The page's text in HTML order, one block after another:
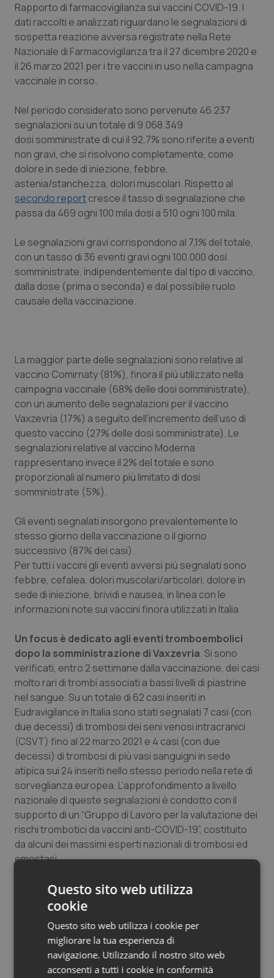
Lazio
Liguria
Lombardia
Marche
Molise
Piemonte
Provincia Autonoma di Bolzano
Provincia Autonoma di Trento
Puglia
Sardegna
Toscana
Umbria
Valle D’Aosta
Veneto
Diabete & glucometri
Disturbi dell’umore
Dolore
Donna & Salute
Epatiti
HIV
Infezioni & Febbre
Ipertensione & Scompenso
Malattie rare
Malattia di Crohn & Rettocolite Ulcerosa
Obesità
Oftalmologia
Oncodermatologia
Oncoematologia
Oncologia & Nutrizione
Psoriasi & pelle
Quotidiano Cardiologia
Quotidiano Chirurgia
Quotidiano Pediatria
Rene & patologie urogenitali
Salute orale & impianti
Sangue & coagulazione
Tiroide
Tumore al seno
Tumore ovarico
Tumori gastrointestinali
Ulcera & Reflusso
Vaccini
Rapporto di farmacovigilanza sui vaccini COVID-19. I
dati raccolti e analizzati riguardano le segnalazioni di
sospetta reazione avversa registrate nella Rete
Nazionale di Farmacovigilanza tra il 27 dicembre 2020 e
il 26 marzo 2021 per i tre vaccini in uso nella campagna
vaccinale in corso.
Nel periodo considerato sono pervenute 46.237
segnalazioni su un totale di 9.068.349
dosi somministrate di cui il 92,7% sono riferite a eventi
non gravi, che si risolvono completamente, come
dolore in sede di iniezione, febbre,
astenia/stanchezza, dolori muscolari. Rispetto al
secondo reportcresce il tasso di segnalazione che
passa da 469 ogni 100 mila dosi a 510 ogni 100 mila.
Le segnalazioni gravi corrispondono al 7,1% del totale,
con un tasso di 36 eventi gravi ogni 100.000 dosi
somministrate, indipendentemente dal tipo di vaccino,
dalla dose (prima o seconda) e dal possibile ruolo
causale della vaccinazione.
La maggior parte delle segnalazioni sono relative al
vaccino Comirnaty (81%), finora il più utilizzato nella
campagna vaccinale (68% delle dosi somministrate),
con un aumento delle segnalazioni per il vaccino
Vaxzevria (17%) a seguito dell’incremento dell’uso di
questo vaccino (27% delle dosi somministrate). Le
segnalazioni relative al vaccino Moderna
rappresentano invece il 2% del totale e sono
proporzionali al numero più limitato di dosi
somministrate (5%).
Gli eventi segnalati insorgono prevalentemente lo
stesso giorno della vaccinazione o il giorno
successivo (87% dei casi).
Per tutti i vaccini gli eventi avversi più segnalati sono
febbre, cefalea, dolori muscolari/articolari, dolore in
sede di iniezione, brividi e nausea, in linea con le
informazioni note sui vaccini finora utilizzati in Italia.
Un focus è dedicato agli eventi tromboembolici
dopo la somministrazione di Vaxzevria. Si sono
verificati, entro 2 settimane dalla vaccinazione, dei casi
molto rari di trombi associati a bassi livelli di piastrine
nel sangue. Su un totale di 62 casi inseriti in
Eudravigilance in Italia sono stati segnalati 7 casi (con
due decessi) di trombosi dei seni venosi intracranici
(CSVT) fino al 22 marzo 2021 e 4 casi (con due
decessi) di trombosi di più vasi sanguigni in sede
atipica sui 24 inseriti nello stesso periodo nella rete di
sorveglianza europea. L’approfondimento a livello
nazionale di queste segnalazioni è condotto con il
supporto di un “Gruppo di Lavoro per la valutazione dei
rischi trombotici da vaccini anti-COVID-19”, costituito
da alcuni dei massimi esperti nazionali di trombosi ed
emostasi.
Da sottolineare che i 4 decessi segnalati in Italia tra i
casi di evento avverso tromboembolico sono tuttora
verifica del loro nesso di causalità con il vaccino.
Gli eventi avversi non noti sono oggetto di continuo
Questo sito web utilizza
cookie
Questo sito web utilizza i cookie per
migliorare la tua esperienza di
navigazione. Utilizzando il nostro sito web
acconsenti a tutti i cookie in conformità